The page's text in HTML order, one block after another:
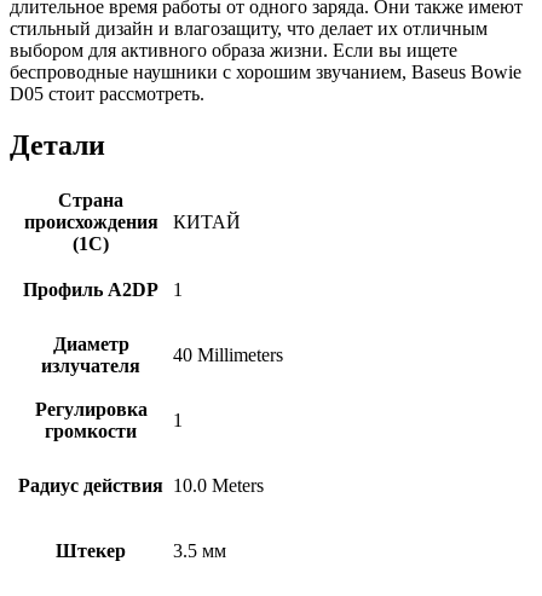
длительное время работы от одного заряда. Они также имеют
стильный дизайн и влагозащиту, что делает их отличным
выбором для активного образа жизни. Если вы ищете
беспроводные наушники с хорошим звучанием, Baseus Bowie
D05 стоит рассмотреть.
Детали
Страна
происхождения
(1С)
КИТАЙ
Профиль A2DP 1
Диаметр
излучателя
40 Millimeters
Регулировка
громкости
1
Радиус действия 10.0 Meters
Штекер 3.5 мм